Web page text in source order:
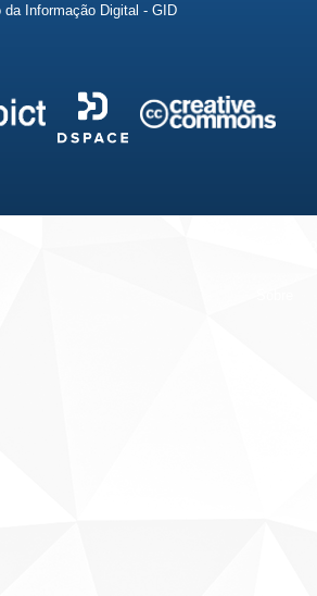
da Informação Digital - GID